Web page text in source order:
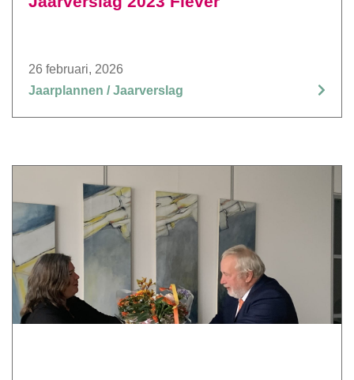
26 februari, 2026
Jaarplannen / Jaarverslag